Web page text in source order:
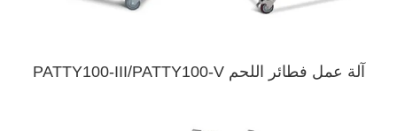
آلة عمل فطائر اللحم PATTY100-III/PATTY100-V